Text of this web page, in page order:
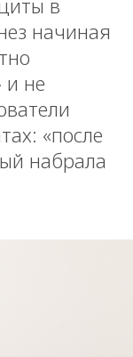
в
начиная
и не
«после
набрала